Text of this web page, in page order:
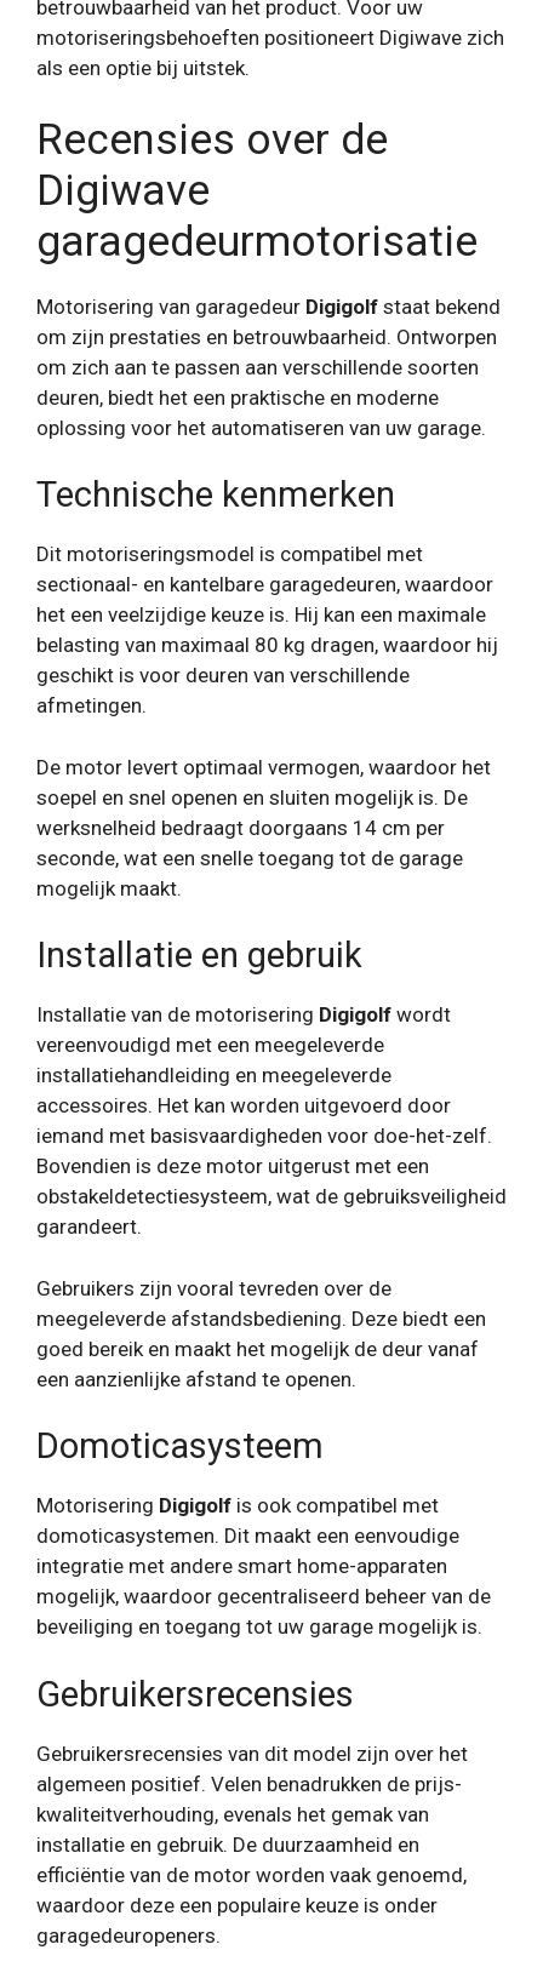
betrouwbaarheid van het product. Voor uw
motoriseringsbehoeften positioneert Digiwave zich
als een optie bij uitstek.
Recensies over de
Digiwave
garagedeurmotorisatie
Motorisering van garagedeur Digigolf staat bekend
om zijn prestaties en betrouwbaarheid. Ontworpen
om zich aan te passen aan verschillende soorten
deuren, biedt het een praktische en moderne
oplossing voor het automatiseren van uw garage.
Technische kenmerken
Dit motoriseringsmodel is compatibel met
sectionaal- en kantelbare garagedeuren, waardoor
het een veelzijdige keuze is. Hij kan een maximale
belasting van maximaal 80 kg dragen, waardoor hij
geschikt is voor deuren van verschillende
afmetingen.
De motor levert optimaal vermogen, waardoor het
soepel en snel openen en sluiten mogelijk is. De
werksnelheid bedraagt ​​doorgaans 14 cm per
seconde, wat een snelle toegang tot de garage
mogelijk maakt.
Installatie en gebruik
Installatie van de motorisering Digigolf wordt
vereenvoudigd met een meegeleverde
installatiehandleiding en meegeleverde
accessoires. Het kan worden uitgevoerd door
iemand met basisvaardigheden voor doe-het-zelf.
Bovendien is deze motor uitgerust met een
obstakeldetectiesysteem, wat de gebruiksveiligheid
garandeert.
Gebruikers zijn vooral tevreden over de
meegeleverde afstandsbediening. Deze biedt een
goed bereik en maakt het mogelijk de deur vanaf
een aanzienlijke afstand te openen.
Domoticasysteem
Motorisering Digigolf is ook compatibel met
domoticasystemen. Dit maakt een eenvoudige
integratie met andere smart home-apparaten
mogelijk, waardoor gecentraliseerd beheer van de
beveiliging en toegang tot uw garage mogelijk is.
Gebruikersrecensies
Gebruikersrecensies van dit model zijn over het
algemeen positief. Velen benadrukken de prijs-
kwaliteitverhouding, evenals het gemak van
installatie en gebruik. De duurzaamheid en
efficiëntie van de motor worden vaak genoemd,
waardoor deze een populaire keuze is onder
garagedeuropeners.